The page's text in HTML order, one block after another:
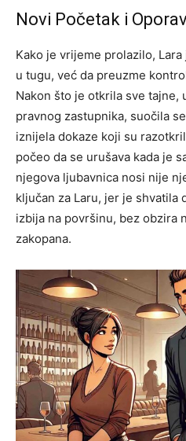
Novi Početak i
Kako je vrijeme prolazilo,
u tugu, već da preuzme
Nakon što je otkrila sve
pravnog zastupnika, suočila
iznijela dokaze koji su
počeo da se urušava kada je
njegova ljubavnica nosi nije
ključan za Laru, jer je shvatila
izbija na površinu, bez obzira
zakopana.